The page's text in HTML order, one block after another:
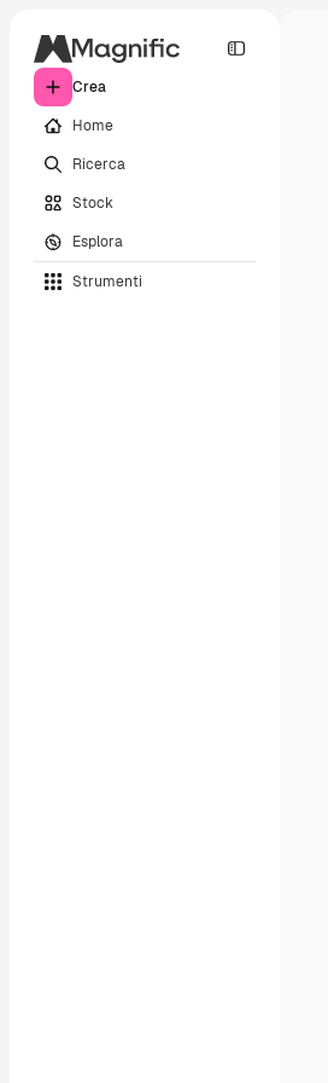
Crea
Home
Ricerca
Stock
Esplora
Strumenti